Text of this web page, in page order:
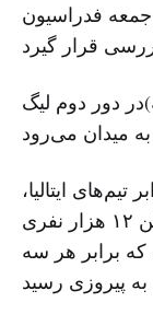
فدراسیون
دور دوم لیگ
ایتالیا،
لهستان و برزیل در ایران و در سالن ۱۲ هزار نفری
برابر هر سه